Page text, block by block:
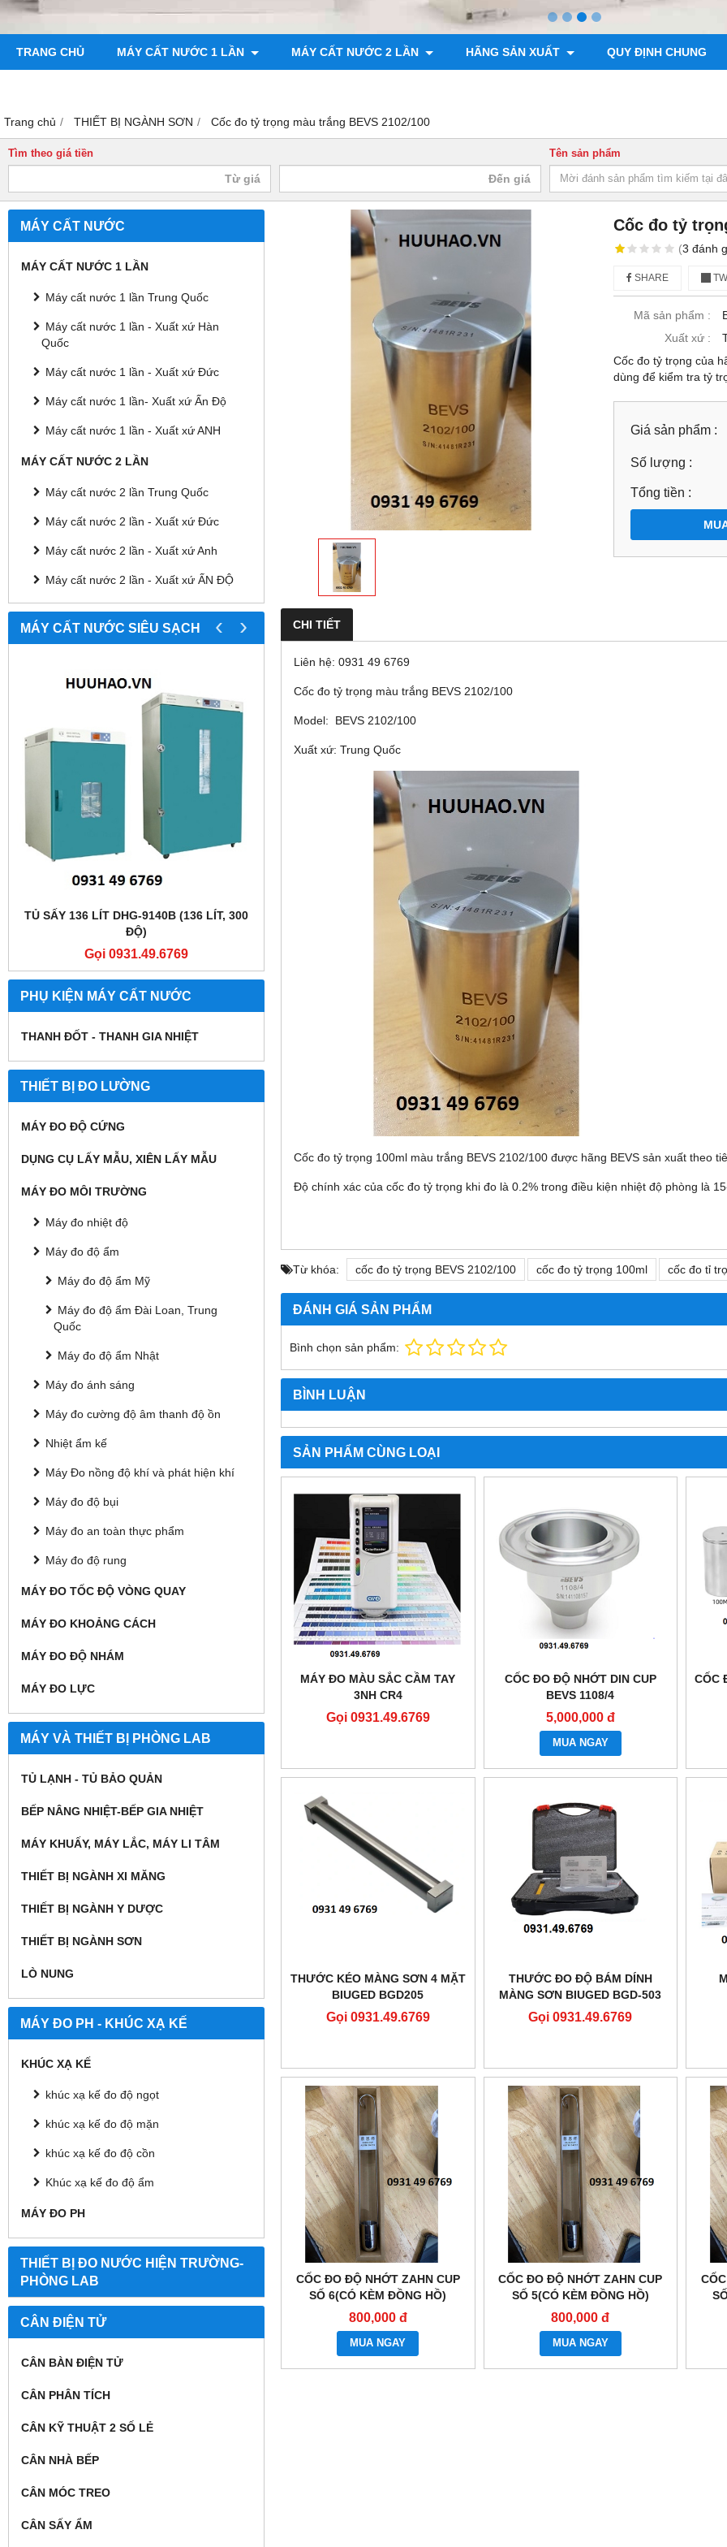
TRANG CHỦ MÁY CẤT NƯỚC 1 LẦN MÁY CẤT NƯỚC 2 LẦN HÃNG SẢN XUẤT QUY ĐỊNH CHUNG
Trang chủ THIẾT BỊ NGÀNH SƠN Cốc đo tỷ trọng màu trắng BEVS 2102/100
Tìm theo giá tiền Tên sản phẩm
MÁY CẤT NƯỚC
MÁY CẤT NƯỚC 1 LẦN
Máy cất nước 1 lần Trung Quốc
Máy cất nước 1 lần - Xuất xứ Hàn
Quốc
Máy cất nước 1 lần - Xuất xứ Đức
Máy cất nước 1 lần- Xuất xứ Ấn Độ
Máy cất nước 1 lần - Xuất xứ ANH
MÁY CẤT NƯỚC 2 LẦN
Máy cất nước 2 lần Trung Quốc
Máy cất nước 2 lần - Xuất xứ Đức
Máy cất nước 2 lần - Xuất xứ Anh
Máy cất nước 2 lần - Xuất xứ ẤN ĐỘ
MÁY CẤT NƯỚC SIÊU SẠCH
TỦ SẤY 136 LÍT DHG-9140B (136 LÍT, 300
ĐỘ)
Gọi 0931.49.6769
TỦ SẤY 136 LÍT DHG-9140B (136 LÍT, 300
Gọi 0931.49.6769
TỦ SẤY 136 LÍT DHG-9140B (136
‹ ›
PHỤ KIỆN MÁY CẤT NƯỚC
THANH ĐỐT - THANH GIA NHIỆT
THIẾT BỊ ĐO LƯỜNG
MÁY ĐO ĐỘ CỨNG
DỤNG CỤ LẤY MẪU, XIÊN LẤY MẪU
MÁY ĐO MÔI TRƯỜNG
Máy đo nhiệt độ
Máy đo độ ẩm
Máy đo độ ẩm Mỹ
Máy đo độ ẩm Đài Loan, Trung
Quốc
Máy đo độ ẩm Nhật
Máy đo ánh sáng
Máy đo cường độ âm thanh độ ồn
Nhiệt ẩm kế
Máy Đo nồng độ khí và phát hiện khí
Máy đo độ bụi
Máy đo an toàn thực phẩm
Máy đo độ rung
MÁY ĐO TỐC ĐỘ VÒNG QUAY
MÁY ĐO KHOẢNG CÁCH
MÁY ĐO ĐỘ NHÁM
MÁY ĐO LỰC
MÁY VÀ THIẾT BỊ PHÒNG LAB
TỦ LẠNH - TỦ BẢO QUẢN
BẾP NÂNG NHIỆT-BẾP GIA NHIỆT
MÁY KHUẤY, MÁY LẮC, MÁY LI TÂM
THIẾT BỊ NGÀNH XI MĂNG
THIẾT BỊ NGÀNH Y DƯỢC
THIẾT BỊ NGÀNH SƠN
LÒ NUNG
MÁY ĐO PH - KHÚC XẠ KẾ
KHÚC XẠ KẾ
khúc xạ kế đo độ ngọt
khúc xạ kế đo độ mặn
khúc xạ kế đo độ cồn
Khúc xạ kế đo độ ẩm
MÁY ĐO PH
THIẾT BỊ ĐO NƯỚC HIỆN TRƯỜNG-
PHÒNG LAB
CÂN ĐIỆN TỬ
CÂN BÀN ĐIỆN TỬ
CÂN PHÂN TÍCH
CÂN KỸ THUẬT 2 SỐ LẺ
CÂN NHÀ BẾP
CÂN MÓC TREO
CÂN SẤY ẨM
Cốc đo tỷ
(3đánh
SHARE
Mã sản phẩm :
Xuất xứ :
Cốc đo tỷ trọng của
dùng để kiểm tra tỷ
Giá sản phẩm :
Số lượng :
Tổng tiền :
CHI TIẾT
Liên hệ: 0931 49 6769
Cốc đo tỷ trọng màu trắng BEVS 2102/100
Model: BEVS 2102/100
Xuất xứ: Trung Quốc
Cốc đo tỷ trọng 100ml màu trắng BEVS 2102/100 được hãng BEVS sản xuất theo
Độ chính xác của cốc đo tỷ trọng khi đo là 0.2% trong điều kiện nhiệt độ phòng là
Từ khóa: cốc đo tỷ trọng BEVS 2102/100 cốc đo tỷ trọng 100ml cốc đo tỉ
ĐÁNH GIÁ SẢN PHẨM
Bình chọn sản phẩm:
BÌNH LUẬN
SẢN PHẨM CÙNG LOẠI
MÁY ĐO MÀU SẮC CẦM TAY
3NH CR4
Gọi 0931.49.6769
CỐC ĐO ĐỘ NHỚT DIN CUP
BEVS 1108/4
5,000,000 đ
MUA NGAY
CỐC
THƯỚC KÉO MÀNG SƠN 4 MẶT
BIUGED BGD205
Gọi 0931.49.6769
THƯỚC ĐO ĐỘ BÁM DÍNH
MÀNG SƠN BIUGED BGD-503
Gọi 0931.49.6769
CỐC ĐO ĐỘ NHỚT ZAHN CUP
SỐ 6(CÓ KÈM ĐỒNG HỒ)
800,000 đ
MUA NGAY
CỐC ĐO ĐỘ NHỚT ZAHN CUP
SỐ 5(CÓ KÈM ĐỒNG HỒ)
800,000 đ
MUA NGAY